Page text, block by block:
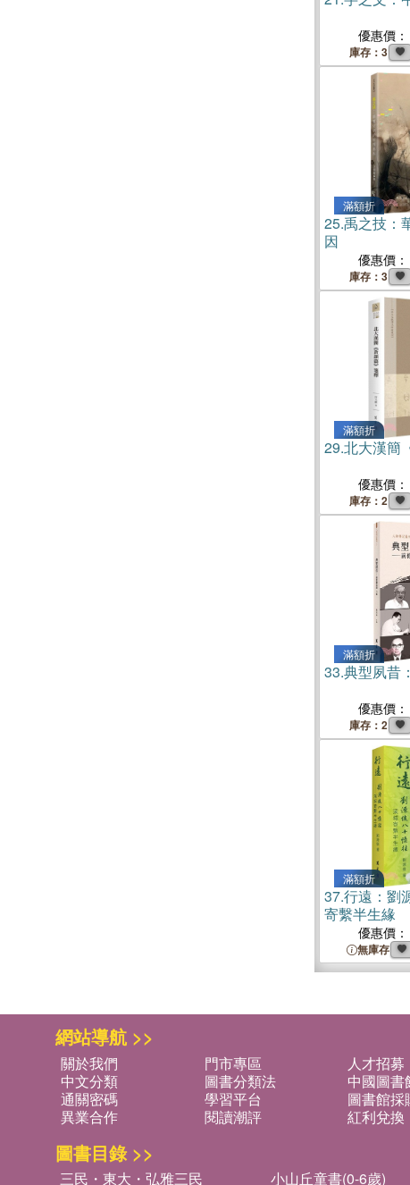
優惠價：
庫存：3
滿額折
25.禹之技：
因
優惠價：
庫存：3
滿額折
29.北大漢簡
優惠價：
庫存：2
滿額折
33.典型夙昔
優惠價：
庫存：2
滿額折
37.行遠：劉
寄繫半生緣
優惠價：
無庫存
網站導航 >>
關於我們 門市專區 人才招募
中文分類
圖書分類法 中國圖書
通關密碼
學習平台 圖書館採
異業合作
閱讀潮評 紅利兌換
圖書目錄 >>
三民・東大・弘雅三民 小山丘童書(0-6歲)